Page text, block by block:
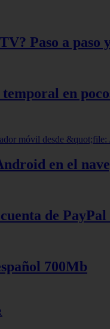
Paso a paso
en
en el
de
700Mb